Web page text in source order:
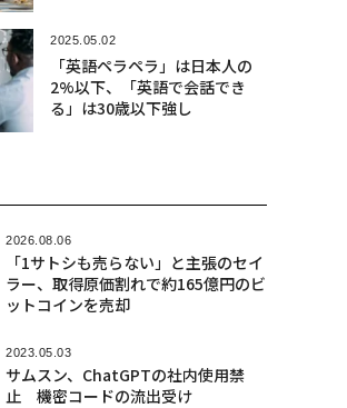
2025.05.02
「英語ペラペラ」は日本人の
2%以下、「英語で会話でき
る」は30歳以下強し
2026.08.06
「1サトシも売らない」と主張のセイ
ラー、取得原価割れで約165億円のビ
ットコインを売却
2023.05.03
サムスン、ChatGPTの社内使用禁
止 機密コードの流出受け